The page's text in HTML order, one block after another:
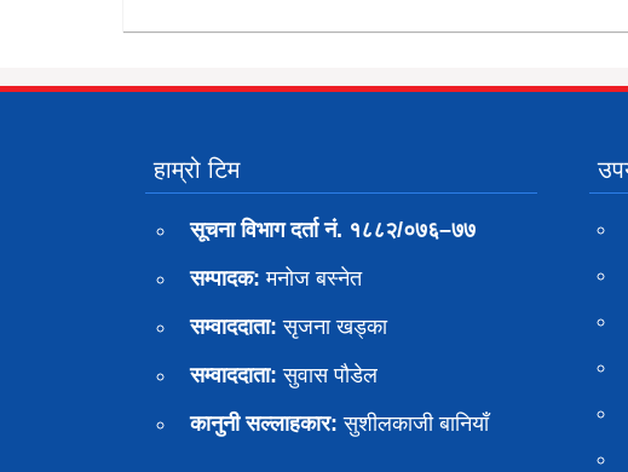
हाम्रो टिम
सूचना विभाग दर्ता नं. १८८२/०७६–७७
सम्पादक: मनोज बस्नेत
सम्वाददाता: सृजना खड्का
सम्वाददाता: सुवास पाैडेल
कानुनी सल्लाहकार: सुशीलकाजी बानियाँ